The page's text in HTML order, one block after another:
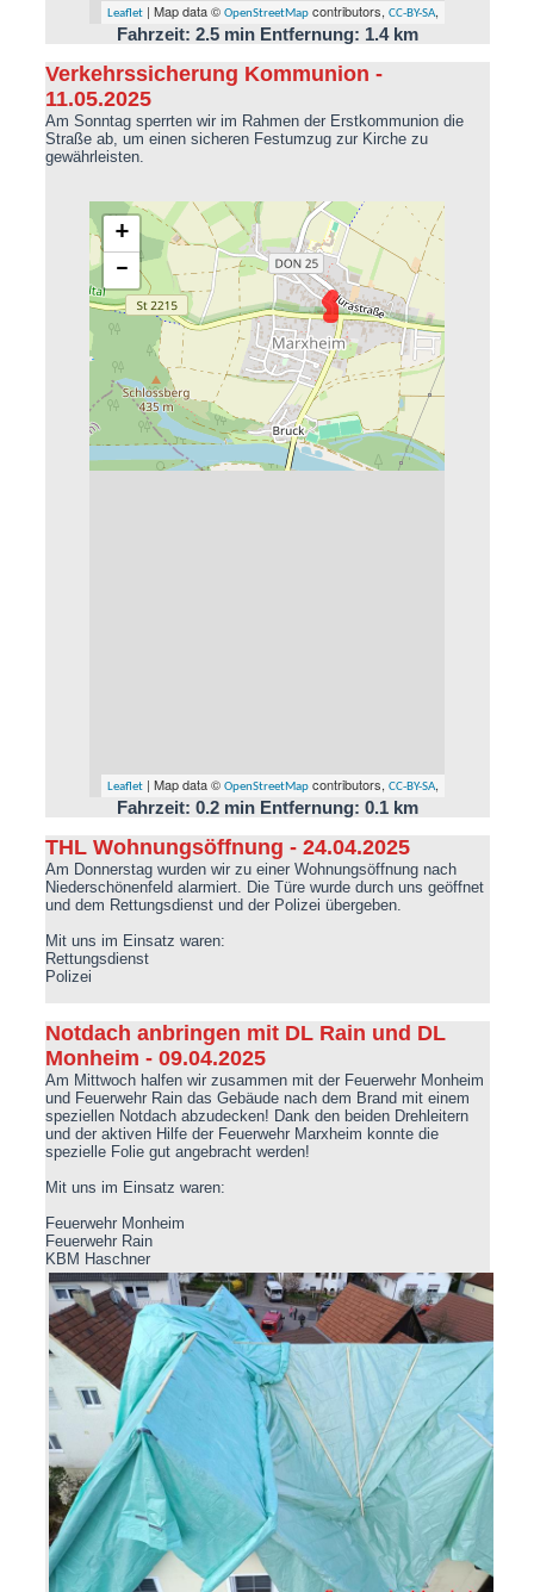
Leaflet | Map data ©OpenStreetMap contributors,CC-BY-SA,
Fahrzeit: 2.5 min Entfernung: 1.4 km
Verkehrssicherung Kommunion -
11.05.2025
Am Sonntag sperrten wir im Rahmen der Erstkommunion die
Straße ab, um einen sicheren Festumzug zur Kirche zu
gewährleisten.
+
−
Leaflet | Map data ©OpenStreetMap contributors,CC-BY-SA,
Fahrzeit: 0.2 min Entfernung: 0.1 km
THL Wohnungsöffnung - 24.04.2025
Am Donnerstag wurden wir zu einer Wohnungsöffnung nach
Niederschönenfeld alarmiert. Die Türe wurde durch uns geöffnet
und dem Rettungsdienst und der Polizei übergeben.
Mit uns im Einsatz waren:
Rettungsdienst
Polizei
Notdach anbringen mit DL Rain und DL
Monheim - 09.04.2025
Am Mittwoch halfen wir zusammen mit der Feuerwehr Monheim
und Feuerwehr Rain das Gebäude nach dem Brand mit einem
speziellen Notdach abzudecken! Dank den beiden Drehleitern
und der aktiven Hilfe der Feuerwehr Marxheim konnte die
spezielle Folie gut angebracht werden!
Mit uns im Einsatz waren:
Feuerwehr Monheim
Feuerwehr Rain
KBM Haschner